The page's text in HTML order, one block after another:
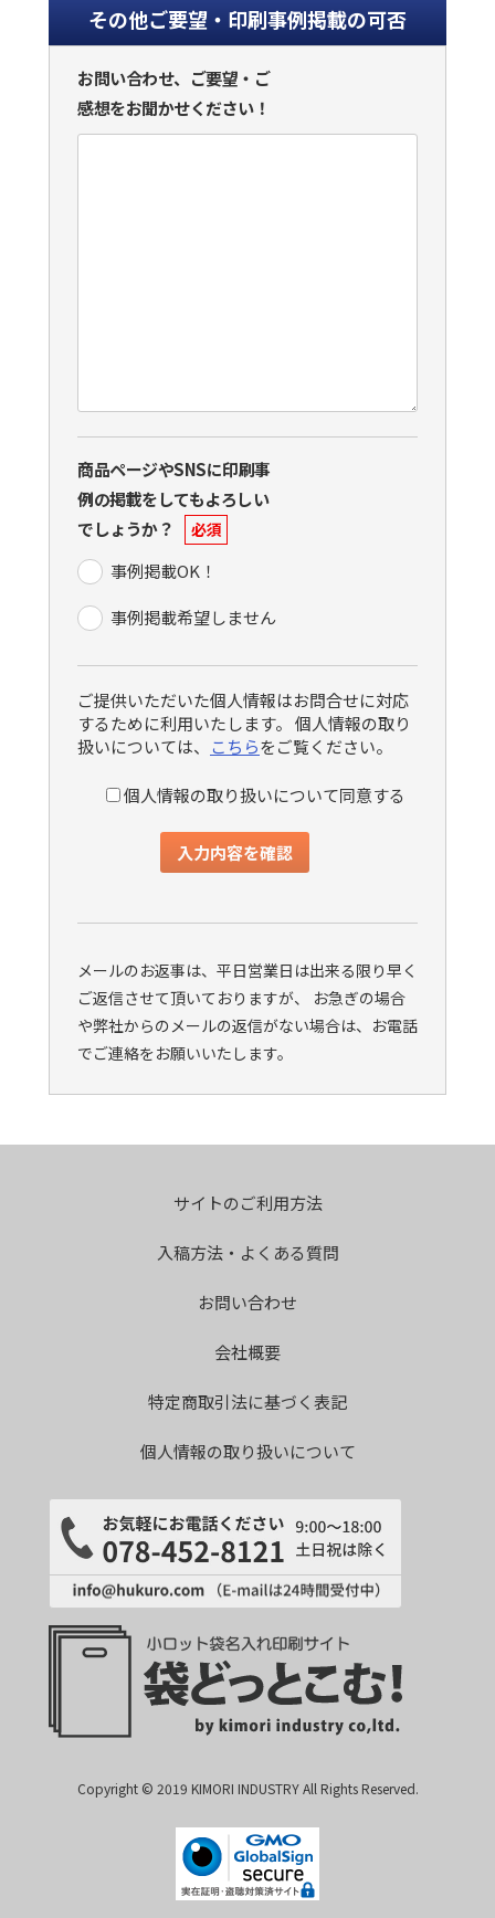
その他ご要望・印刷事例掲載の可否
お問い合わせ、ご要望・ご
感想をお聞かせください！
商品ページやSNSに印刷事
例の掲載をしてもよろしい
でしょうか？
必須
事例掲載OK！
事例掲載希望しません
ご提供いただいた個人情報はお問合せに対応
するために利用いたします。 個人情報の取り
扱いについては、 こちらをご覧ください。
個人情報の取り扱いについて同意する
メールのお返事は、平日営業日は出来る限り早く
ご返信させて頂いておりますが、 お急ぎの場合
や弊社からのメールの返信がない場合は、お電話
でご連絡をお願いいたします。
サイトのご利用方法
入稿方法・よくある質問
お問い合わせ
会社概要
特定商取引法に基づく表記
個人情報の取り扱いについて
Copyright © 2019 KIMORI INDUSTRY All Rights Reserved.